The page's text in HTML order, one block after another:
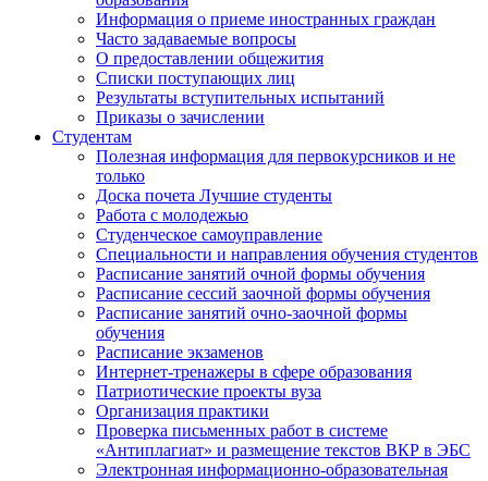
Информация о приеме иностранных граждан
Часто задаваемые вопросы
О предоставлении общежития
Списки поступающих лиц
Результаты вступительных испытаний
Приказы о зачислении
Студентам
Полезная информация для первокурсников и не
только
Доска почета Лучшие студенты
Работа с молодежью
Студенческое самоуправление
Специальности и направления обучения студентов
Расписание занятий очной формы обучения
Расписание сессий заочной формы обучения
Расписание занятий очно-заочной формы
обучения
Расписание экзаменов
Интернет-тренажеры в сфере образования
Патриотические проекты вуза
Организация практики
Проверка письменных работ в системе
«Антиплагиат» и размещение текстов ВКР в ЭБС
Электронная информационно-образовательная